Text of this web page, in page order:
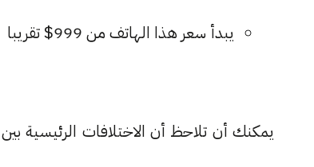
يبدأ سعر هذا الهاتف من 999$ تقريبا
يمكنك أن تلاحظ أن الاختلافات الرئيسية